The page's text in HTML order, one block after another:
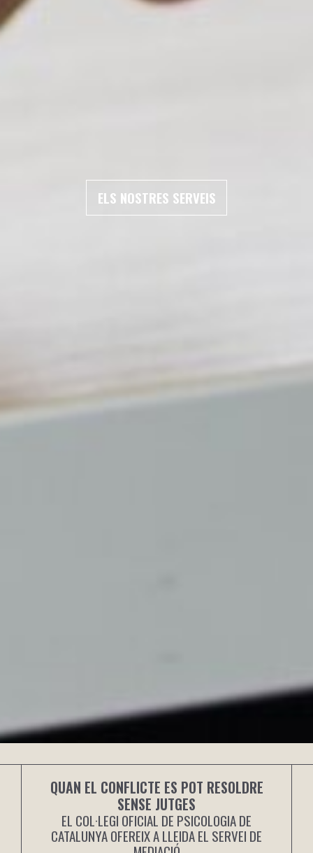
ELS NOSTRES SERVEIS
QUAN EL CONFLICTE ES POT RESOLDRE
SENSE JUTGES
EL COL·LEGI OFICIAL DE PSICOLOGIA DE
CATALUNYA OFEREIX A LLEIDA EL SERVEI DE